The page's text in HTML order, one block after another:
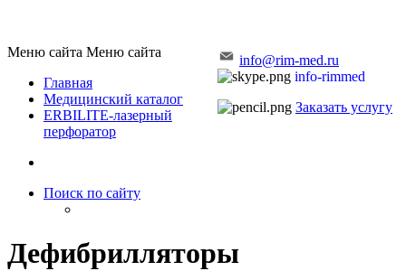
info@rim-med.ru
info-rimmed
Заказать услугу
Меню сайта Меню сайта
Главная
Медицинский каталог
ERBILITE-лазерный
перфоратор
Поиск по сайту
Дефибрилляторы